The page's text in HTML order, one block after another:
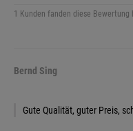
1 Kunden fanden diese Bewertung
Bernd Sing
Gute Qualität, guter Preis,